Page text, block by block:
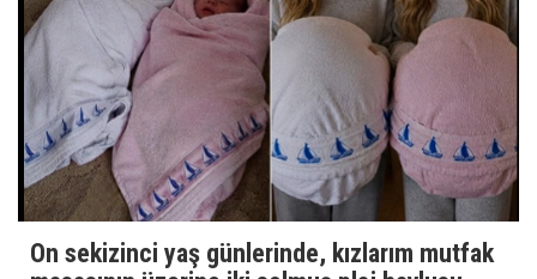
On sekizinci yaş günlerinde, kızlarım mutfak